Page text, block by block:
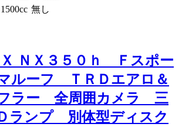
1500cc 無し
ＮＸ３５０ｈ Ｆスポー
ルーフ ＴＲＤエアロ＆
ラー 全周囲カメラ 三
ランプ 別体型ディスク